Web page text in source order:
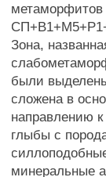
Зона,
были
сложена в
направлению
глыбы с
минеральные